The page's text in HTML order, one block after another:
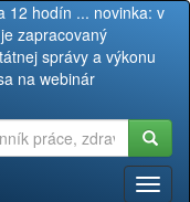
12 hodín ... novinka: v
zapracovaný
správy a výkonu
na webinár